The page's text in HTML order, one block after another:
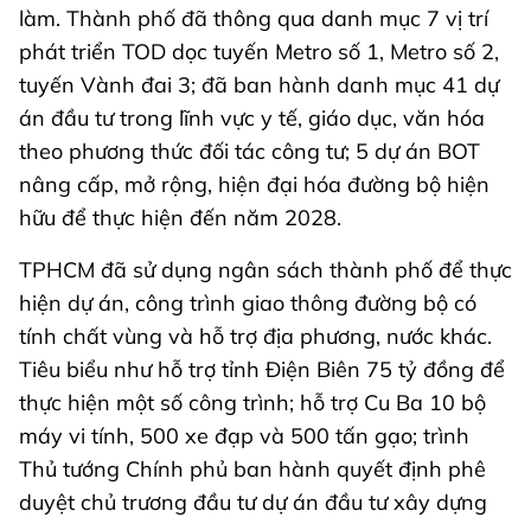
làm. Thành phố đã thông qua danh mục 7 vị trí
phát triển TOD dọc tuyến Metro số 1, Metro số 2,
tuyến Vành đai 3; đã ban hành danh mục 41 dự
án đầu tư trong lĩnh vực y tế, giáo dục, văn hóa
theo phương thức đối tác công tư; 5 dự án BOT
nâng cấp, mở rộng, hiện đại hóa đường bộ hiện
hữu để thực hiện đến năm 2028.
TPHCM đã sử dụng ngân sách thành phố để thực
hiện dự án, công trình giao thông đường bộ có
tính chất vùng và hỗ trợ địa phương, nước khác.
Tiêu biểu như hỗ trợ tỉnh Điện Biên 75 tỷ đồng để
thực hiện một số công trình; hỗ trợ Cu Ba 10 bộ
máy vi tính, 500 xe đạp và 500 tấn gạo; trình
Thủ tướng Chính phủ ban hành quyết định phê
duyệt chủ trương đầu tư dự án đầu tư xây dựng